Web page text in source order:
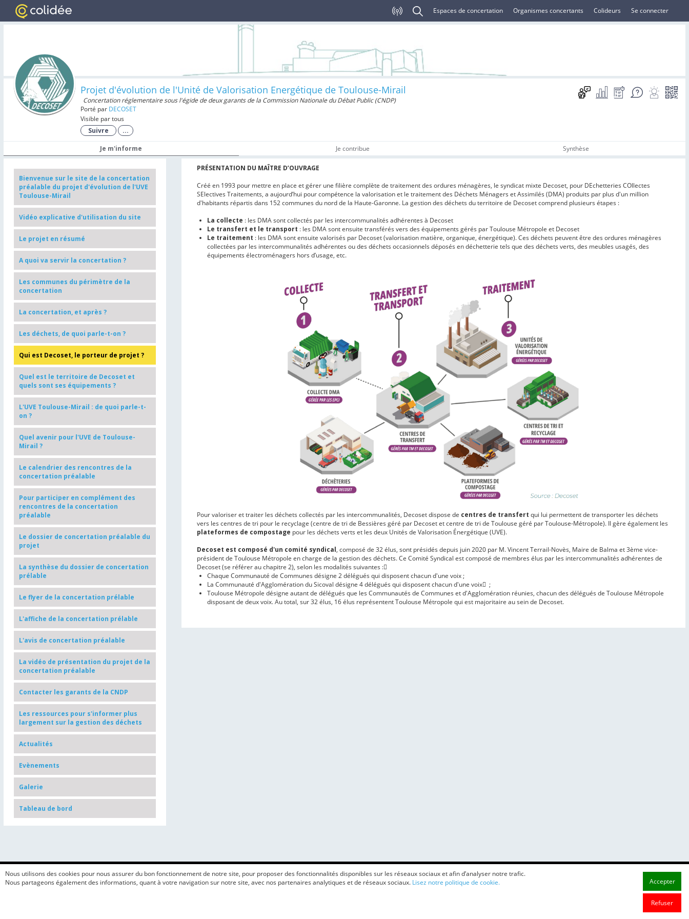
Espaces de concertation Organismes concertants Colideurs Se connecter
Projet d'évolution de l'Unité de Valorisation Energétique de Toulouse-Mirail
Concertation réglementaire sous l'égide de deux garants de la Commission Nationale du Débat Public (CNDP)
Porté par DECOSET
Visible par tous
Suivre
...
Je m'informe Je contribue Synthèse
Bienvenue sur le site de la concertation
préalable du projet d'évolution de l'UVE
Toulouse-Mirail
Vidéo explicative d'utilisation du site
Le projet en résumé
A quoi va servir la concertation ?
Les communes du périmètre de la
concertation
La concertation, et après ?
Les déchets, de quoi parle-t-on ?
Qui est Decoset, le porteur de projet ?
Quel est le territoire de Decoset et
quels sont ses équipements ?
L'UVE Toulouse-Mirail : de quoi parle-t-
on ?
Quel avenir pour l'UVE de Toulouse-
Mirail ?
Le calendrier des rencontres de la
concertation préalable
Pour participer en complément des
rencontres de la concertation
préalable
Le dossier de concertation préalable du
projet
La synthèse du dossier de concertation
prélable
Le flyer de la concertation prélable
L'affiche de la concertation prélable
L'avis de concertation préalable
La vidéo de présentation du projet de la
concertation préalable
Contacter les garants de la CNDP
Les ressources pour s'informer plus
largement sur la gestion des déchets
Actualités
Evènements
Galerie
Tableau de bord
PRÉSENTATION DU MAÎTRE D’OUVRAGE
Créé en 1993 pour mettre en place et gérer une filière complète de traitement des ordures ménagères, le syndicat mixte Decoset, pour DEchetteries COllectes
SElectives Traitements, a aujourd’hui pour compétence la valorisation et le traitement des Déchets Ménagers et Assimilés (DMA) produits par plus d'un million
d'habitants répartis dans 152 communes du nord de la Haute-Garonne. La gestion des déchets du territoire de Decoset comprend plusieurs étapes :
La collecte : les DMA sont collectés par les intercommunalités adhérentes à Decoset
Le transfert et le transport : les DMA sont ensuite transférés vers des équipements gérés par Toulouse Métropole et Decoset
Le traitement : les DMA sont ensuite valorisés par Decoset (valorisation matière, organique, énergétique). Ces déchets peuvent être des ordures ménagères
collectées par les intercommunalités adhérentes ou des déchets occasionnels déposés en déchetterie tels que des déchets verts, des meubles usagés, des
équipements électroménagers hors d’usage, etc.
Pour valoriser et traiter les déchets collectés par les intercommunalités, Decoset dispose de centres de transfert qui lui permettent de transporter les déchets
vers les centres de tri pour le recyclage (centre de tri de Bessières géré par Decoset et centre de tri de Toulouse géré par Toulouse-Métropole). Il gère également les
plateformes de compostage pour les déchets verts et les deux Unités de Valorisation Énergétique (UVE).
Decoset est composé d'un comité syndical, composé de 32 élus, sont présidés depuis juin 2020 par M. Vincent Terrail-Novès, Maire de Balma et 3ème vice-
président de Toulouse Métropole en charge de la gestion des déchets. Ce Comité Syndical est composé de membres élus par les intercommunalités adhérentes de
Decoset (se référer au chapitre 2), selon les modalités suivantes : ٓ
Chaque Communauté de Communes désigne 2 délégués qui disposent chacun d'une voix ;
La Communauté d'Agglomération du Sicoval désigne 4 délégués qui disposent chacun d'une voix ٓ ;
Toulouse Métropole désigne autant de délégués que les Communautés de Communes et d'Agglomération réunies, chacun des délégués de Toulouse Métropole
disposant de deux voix. Au total, sur 32 élus, 16 élus représentent Toulouse Métropole qui est majoritaire au sein de Decoset.
Nous utilisons des cookies pour nous assurer du bon fonctionnement de notre site, pour proposer des fonctionnalités disponibles sur les réseaux sociaux et afin d’analyser notre trafic.
Nous partageons également des informations, quant à votre navigation sur notre site, avec nos partenaires analytiques et de réseaux sociaux. Lisez notre politique de cookie. Accepter
Refuser